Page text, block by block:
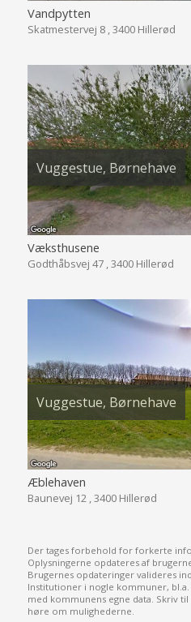
Vandpytten
Skatmestervej 8 , 3400 Hillerød
Vuggestue, Børnehave
Væksthusene
Godthåbsvej 47 , 3400 Hillerød
Vuggestue, Børnehave
Æblehaven
Baunevej 12 , 3400 Hillerød
Der tages forbehold for forkerte
Oplysningerne opdateres af
Brugernes opdateringer valideres
Institutioner i nogle kommuner,
med kommunens egne data. Skriv til
høre om mulighederne.